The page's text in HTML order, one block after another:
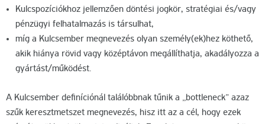
Kulcspozíciókhoz jellemzően döntési jogkör, stratégiai és/vagy
pénzügyi felhatalmazás is társulhat,
míg a Kulcsember megnevezés olyan személy(ek)hez köthető,
akik hiánya rövid vagy középtávon megállíthatja, akadályozza a
gyártást/működést.
A Kulcsember definíciónál találóbbnak tűnik a „bottleneck” azaz
szűk keresztmetszet megnevezés, hisz itt az a cél, hogy ezek